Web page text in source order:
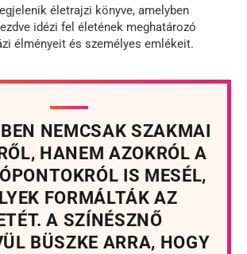
életrajzi könyve, amelyben
idézi fel életének meghatározó
élményeit és személyes emlékeit.
NEMCSAK SZAKMAI
HANEM AZOKRÓL A
IS MESÉL,
FORMÁLTÁK AZ
A SZÍNÉSZNŐ
BÜSZKE ARRA, HOGY